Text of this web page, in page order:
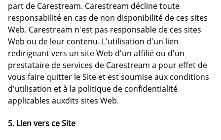
part de Carestream. Carestream décline toute
responsabilité en cas de non disponibilité de ces sites
Web. Carestream n'est pas responsable de ces sites
Web ou de leur contenu. L'utilisation d'un lien
redirigeant vers un site Web d'un affilié ou d'un
prestataire de services de Carestream a pour effet de
vous faire quitter le Site et est soumise aux conditions
d'utilisation et à la politique de confidentialité
applicables auxdits sites Web.
5. Lien vers ce Site